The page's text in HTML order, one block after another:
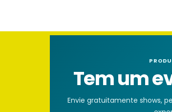
Tem um
Envie gratuitamente shows,